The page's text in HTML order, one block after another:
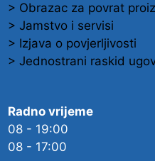
> Obrazac za povrat
> Jamstvo i servisi
> Izjava o povjerljivosti
> Jednostrani raskid
Radno vrijeme
08 - 19:00
08 - 17:00